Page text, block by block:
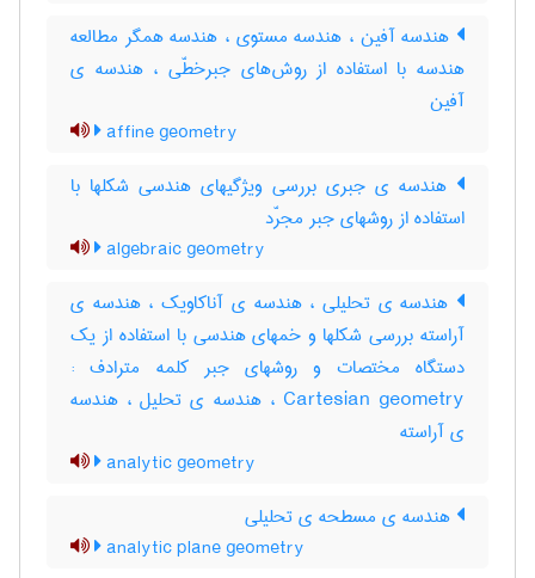
هندسه آفین ، هندسه مستوی ، هندسه همگر مطالعه
هندسه با استفاده از روش‌های جبرخطّی ، هندسه ی
آفین
affine geometry
هندسه ی جبری بررسی ویژگیهای هندسی شکلها با
استفاده از روشهای جبر مجرّد
algebraic geometry
هندسه ی تحلیلی ، هندسه ی آناکاویک ، هندسه ی
آراسته بررسی شکلها و خمهای هندسی با استفاده از یک
دستگاه مختصات و روشهای جبر کلمه مترادف :
Cartesian geometry ، هندسه ی تحلیل ، هندسه
ی آراسته
analytic geometry
هندسه ی مسطحه ی تحلیلی
analytic plane geometry